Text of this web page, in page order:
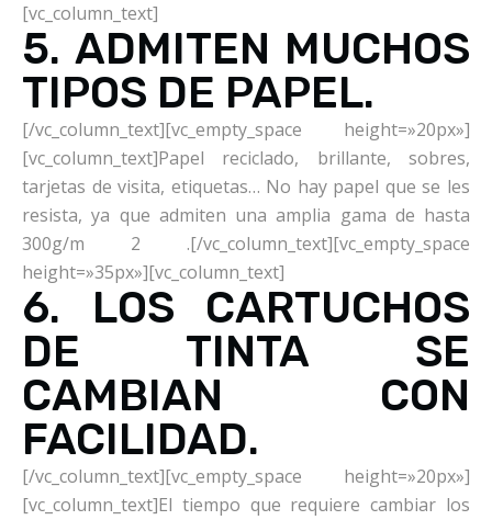
[vc_column_text]
5. ADMITEN MUCHOS
TIPOS DE PAPEL.
[/vc_column_text][vc_empty_space height=»20px»]
[vc_column_text]Papel reciclado, brillante, sobres,
tarjetas de visita, etiquetas… No hay papel que se les
resista, ya que admiten una amplia gama de hasta
300g/m 2 .[/vc_column_text][vc_empty_space
height=»35px»][vc_column_text]
6. LOS CARTUCHOS
DE TINTA SE
CAMBIAN CON
FACILIDAD.
[/vc_column_text][vc_empty_space height=»20px»]
[vc_column_text]El tiempo que requiere cambiar los